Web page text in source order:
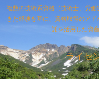
複数の技術系資格（技術士、労
きた経験を基に、資格取得のア
託を活用した資
ライセ